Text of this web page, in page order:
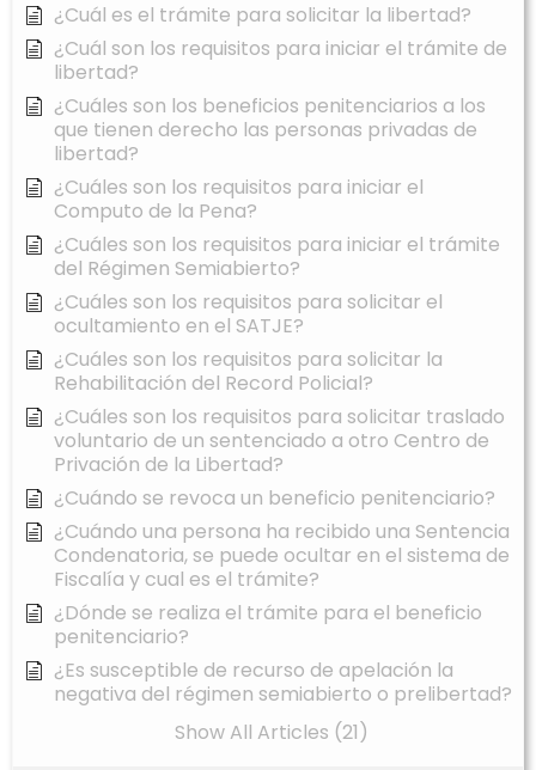
¿Cuál es el trámite para solicitar la libertad?
¿Cuál son los requisitos para iniciar el trámite de
libertad?
¿Cuáles son los beneficios penitenciarios a los
que tienen derecho las personas privadas de
libertad?
¿Cuáles son los requisitos para iniciar el
Computo de la Pena?
¿Cuáles son los requisitos para iniciar el trámite
del Régimen Semiabierto?
¿Cuáles son los requisitos para solicitar el
ocultamiento en el SATJE?
¿Cuáles son los requisitos para solicitar la
Rehabilitación del Record Policial?
¿Cuáles son los requisitos para solicitar traslado
voluntario de un sentenciado a otro Centro de
Privación de la Libertad?
¿Cuándo se revoca un beneficio penitenciario?
¿Cuándo una persona ha recibido una Sentencia
Condenatoria, se puede ocultar en el sistema de
Fiscalía y cual es el trámite?
¿Dónde se realiza el trámite para el beneficio
penitenciario?
¿Es susceptible de recurso de apelación la
negativa del régimen semiabierto o prelibertad?
Show All Articles (21)